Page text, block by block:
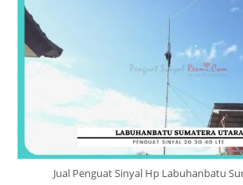
Jual Penguat Sinyal Hp Labuhanbatu